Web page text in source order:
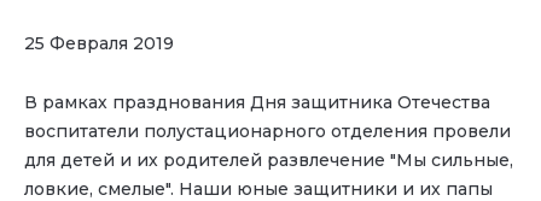
25 Февраля 2019
В рамках празднования Дня защитника Отечества
воспитатели полустационарного отделения провели
для детей и их родителей развлечение "Мы сильные,
ловкие, смелые". Наши юные защитники и их папы